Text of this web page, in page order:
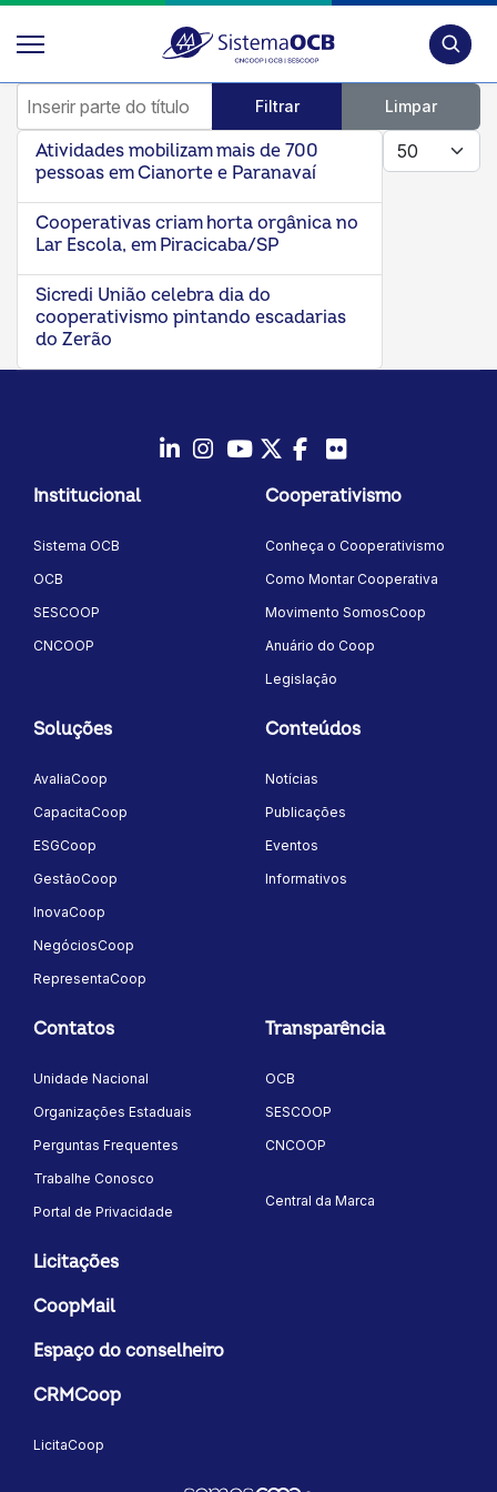
Inserir parte do título
Filtrar Limpar
Mostrar #
Atividades mobilizam mais de 700
pessoas em Cianorte e Paranavaí
Cooperativas criam horta orgânica no
Lar Escola, em Piracicaba/SP
Sicredi União celebra dia do
cooperativismo pintando escadarias
do Zerão
Instagram
YoutubeTwitter/X
Facebook
Institucional
Sistema OCB
OCB
SESCOOP
CNCOOP
Cooperativismo
Conheça o Cooperativismo
Como Montar Cooperativa
Movimento SomosCoop
Anuário do Coop
Legislação
Soluções
AvaliaCoop
CapacitaCoop
ESGCoop
GestãoCoop
InovaCoop
NegóciosCoop
RepresentaCoop
Conteúdos
Notícias
Publicações
Eventos
Informativos
Contatos
Unidade Nacional
Organizações Estaduais
Perguntas Frequentes
Trabalhe Conosco
Portal de Privacidade
Transparência
OCB
SESCOOP
CNCOOP
Central da Marca
Licitações
CoopMail
Espaço do conselheiro
CRMCoop
LicitaCoop